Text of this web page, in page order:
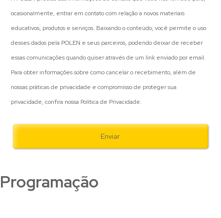
ocasionalmente, entrar em contato com relação a novos materiais
educativos, produtos e serviços. Baixando o conteúdo, você permite o uso
desses dados pela POLEN e seus parceiros, podendo deixar de receber
essas comunicações quando quiser através de um link enviado por email.
Para obter informações sobre como cancelar o recebimento, além de
nossas práticas de privacidade e compromisso de proteger sua
privacidade, confira nossa Política de Privacidade.
Programação